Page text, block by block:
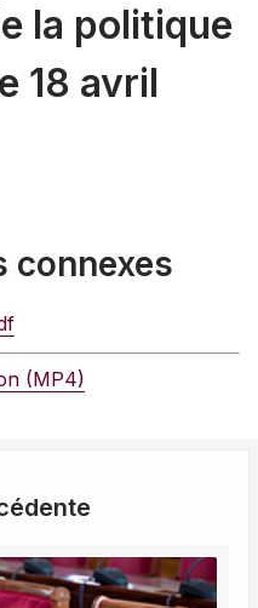
la politique
18 avril
connexes
(MP4)